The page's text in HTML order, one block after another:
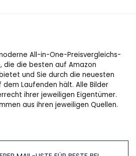
All-in-One-Preisvergleichs-
die die besten auf Amazon
und Sie durch die neuesten
Laufenden hält. Alle Bilder
ihrer jeweiligen Eigentümer.
aus ihren jeweiligen Quellen.